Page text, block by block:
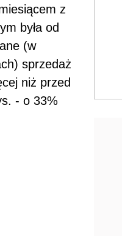
z
była od
(w
sprzedaż
niż przed
- o 33%